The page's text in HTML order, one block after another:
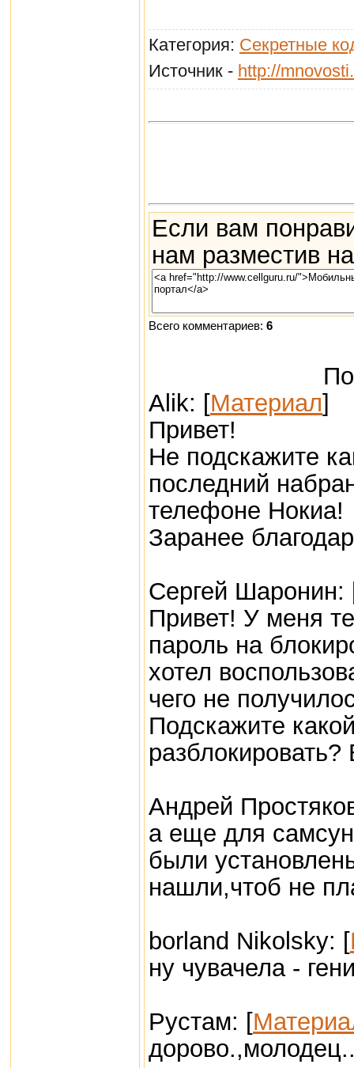
Категория: Секретные
Источник - http://
Если вам
нам разместив
Всего комментариев: 6
Alik: [Материал]
Привет!
Не подскажите
последний
телефоне Нокиа!
Заранее
Сергей Шаронин:
Привет! У меня
пароль на
хотел
чего не
Подскажите
Андрей
а еще для
были
нашли,чтоб не
borland Nikolsky: [
ну чувачела -
Рустам: [